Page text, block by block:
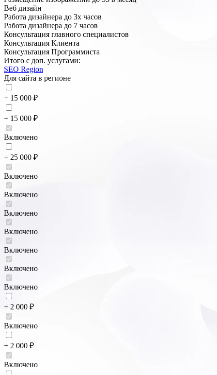
Веб дизайн
Работа дизайнера до 3х часов
Работа дизайнера до 7 часов
Консультация главного специалистов
Консультация Клиента
Консультация Программиста
Итого с доп. услугами:
SEO Region
Для сайта в регионе
+ 15 000 ₽
+ 15 000 ₽
Включено
+ 25 000 ₽
Включено
Включено
Включено
Включено
Включено
Включено
Включено
+ 2 000 ₽
Включено
+ 2 000 ₽
Включено